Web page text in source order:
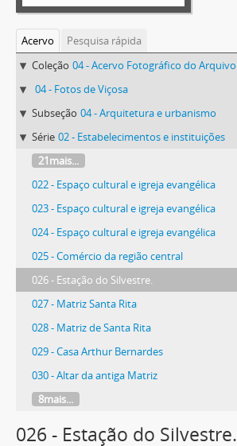
Acervo
Pesquisa rápida
Coleção 04 - Acervo Fotográfico do Arquivo
04 - Fotos de Viçosa
Subseção 04 - Arquitetura e urbanismo
Série 02 - Estabelecimentos e instituições
21mais...
022 - Espaço cultural e igreja evangélica
023 - Espaço cultural e igreja evangélica
024 - Espaço cultural e igreja evangélica
025 - Comércio da região central
026 - Estação do Silvestre.
027 - Matriz Santa Rita
028 - Matriz de Santa Rita
029 - Casa Arthur Bernardes
030 - Altar da antiga Matriz
8mais...
026 - Estação do Silvestre.